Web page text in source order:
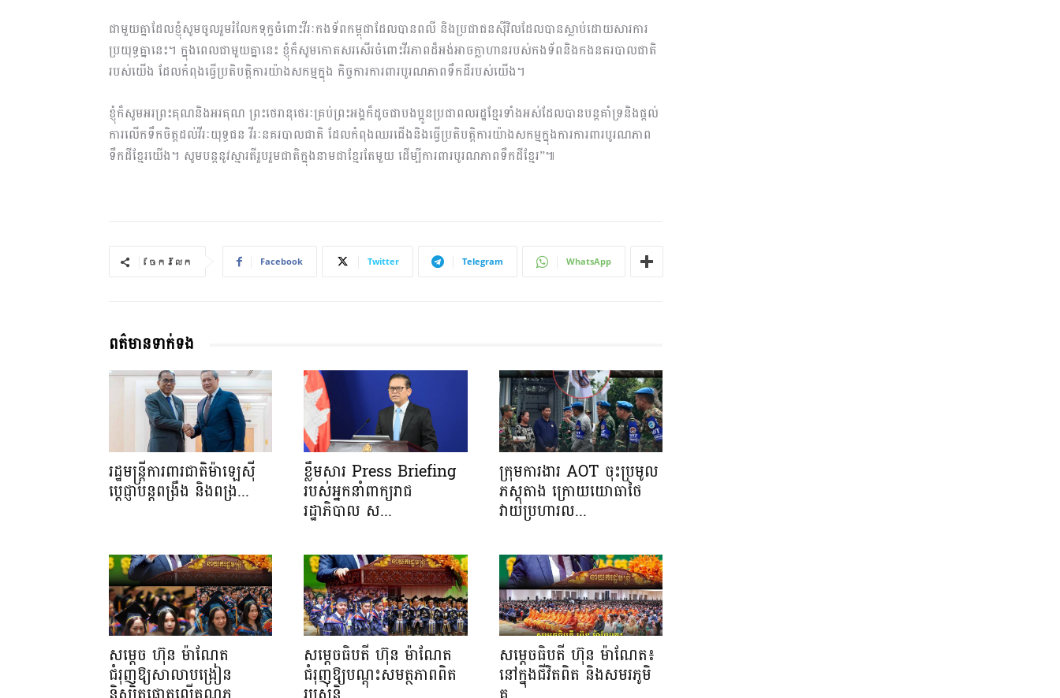
ជាមួយគ្នាដែលខ្ញុំសូមចូលរួមរំលែកទុក្ខចំពោះវីរៈកងទ័ពកម្ពុជាដែលបានពលី និងប្រជាជនស៊ីវិលដែលបានស្លាប់ដោយសារការ
ប្រយុទ្ធគ្នានេះ។ ក្នុងពេលជាមួយគ្នានេះ ខ្ញុំក៏សូមកោតសរសើរចំពោះវីរភាពដ៏អង់អាចក្លាហានរបស់កងទ័ពនិងកងនគរបាលជាតិ
របស់យើង ដែលកំពុងធ្វើប្រតិបត្តិការយ៉ាងសកម្មក្នុង កិច្ចការការពារបូរណភាពទឹកដីរបស់យើង។
ខ្ញុំក៏សូមអរព្រះគុណនិងអរគុណ ព្រះថេរានុថេរៈគ្រប់ព្រះអង្គក៏ដូចជាបងប្អូនប្រជាពលរដ្ឋខ្មែរទាំងអស់ដែលបានបន្តគាំទ្រនិងផ្ដល់
ការលើកទឹកចិត្តដល់វីរៈយុទ្ធជន វីរៈនគរបាលជាតិ ដែលកំពុងឈរជើងនិងធ្វើប្រតិបត្តិការយ៉ាងសកម្មក្នុងការការពារបូរណភាព
ទឹកដីខ្មែរយើង។ សូមបន្តនូវស្មារតីរួបរួមជាតិក្នុងនាមជាខ្មែរតែមួយ ដើម្បីការពារបូរណភាពទឹកដីខ្មែរ”៕
ចែករំលែក Facebook Twitter Telegram WhatsApp
ពត៌មានទាក់ទង
រដ្ឋមន្ត្រីការពារជាតិម៉ាឡេស៊ី
ប្ដេជ្ញាបន្តពង្រឹង និងពង្រ...
ខ្លឹមសារ Press Briefing
របស់អ្នកនាំពាក្យរាជ
រដ្ឋាភិបាល ស...
ក្រុមការងារ AOT ចុះប្រមូល
ភស្តុតាង ក្រោយយោធាថៃ
វាយប្រហារល...
សម្តេច ហ៊ុន ម៉ាណែត
ជំរុញឱ្យសាលាបង្រៀន
សម្តេចធិបតី ហ៊ុន ម៉ាណែត
ជំរុញឱ្យបណ្តុះសមត្ថភាពពិត
សម្តេចធិបតី ហ៊ុន ម៉ាណែត៖
នៅក្នុងជីវិតពិត និងសមរភូមិ